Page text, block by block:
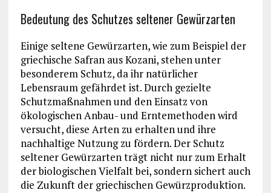
Bedeutung des Schutzes seltener Gewürzarten
Einige seltene Gewürzarten, wie zum Beispiel der
griechische Safran aus Kozani, stehen unter
besonderem Schutz, da ihr natürlicher
Lebensraum gefährdet ist. Durch gezielte
Schutzmaßnahmen und den Einsatz von
ökologischen Anbau- und Erntemethoden wird
versucht, diese Arten zu erhalten und ihre
nachhaltige Nutzung zu fördern. Der Schutz
seltener Gewürzarten trägt nicht nur zum Erhalt
der biologischen Vielfalt bei, sondern sichert auch
die Zukunft der griechischen Gewürzproduktion.